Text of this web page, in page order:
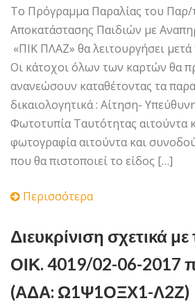
Το Πρόγραμμα Παραλίας του Παρ/
Αποκατάστασης Παιδιών με
«ΠΙΚ ΠΛΑΖ» θα λειτουργήσει μετά
Οι κάτοχοι όλων των καρτών θα
ανανεώσουν καταθέτοντας τα
δικαιολογητικά : Αίτηση-
Φωτοτυπία Ταυτότητας αιτούντα
φωτογραφία αιτούντα και
που θα πιστοποιεί το είδος […]
Περισσότερα
Διευκρίνιση σχετικά
ΟΙΚ. 4019/02-06-2017
(ΑΔΑ: Ω1Ψ1ΟΞΧ1-Λ2Ζ)